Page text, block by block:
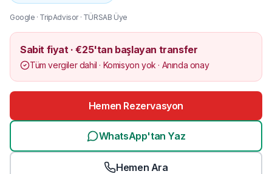
Google · TripAdvisor · TÜRSAB Üye
Sabit fiyat · €25'tan başlayan transfer
Tüm vergiler dahil · Komisyon yok · Anında onay
Hemen Rezervasyon
WhatsApp'tan Yaz
Hemen Ara